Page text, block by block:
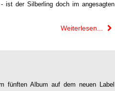
ist der Silberling doch im angesagten
Weiterlesen...
fünften Album auf dem neuen Label